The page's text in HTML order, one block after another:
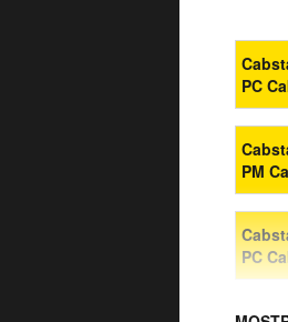
PC
PM
PC